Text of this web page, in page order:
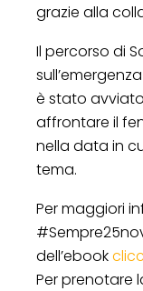
grazie alla
Il percorso di
è stato avviato
affrontare il
nella data in
tema.
Per maggiori
dell’ebook
Per prenotare